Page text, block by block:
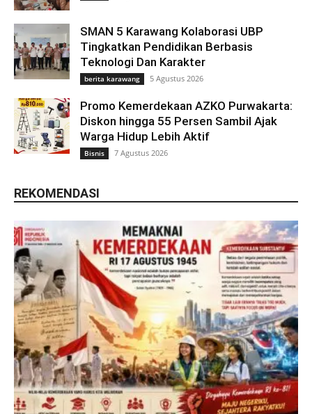
SMAN 5 Karawang Kolaborasi UBP
Tingkatkan Pendidikan Berbasis
Teknologi Dan Karakter
berita karawang 5 Agustus 2026
Promo Kemerdekaan AZKO Purwakarta:
Diskon hingga 55 Persen Sambil Ajak
Warga Hidup Lebih Aktif
Bisnis 7 Agustus 2026
REKOMENDASI